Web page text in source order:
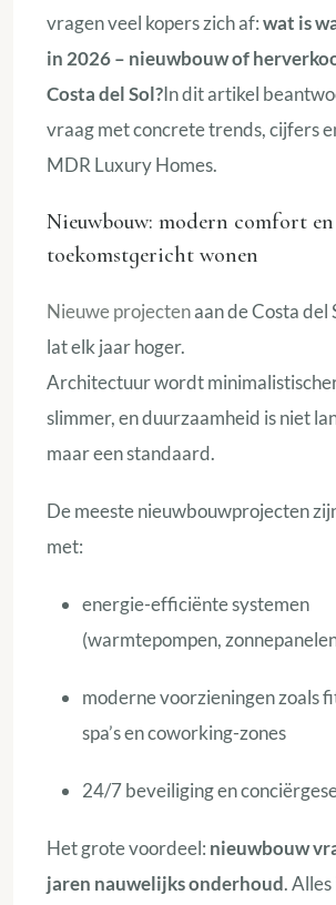
vragen veel kopers zich af:wat is
in 2026 – nieuwbouw of
Costa del Sol?In dit artikel
vraag met concrete trends, cijfers
MDR Luxury Homes.
Nieuwbouw: modern comfort en
toekomstgericht wonen
Nieuwe projectenaan de Costa del
lat elk jaar hoger.
Architectuur wordt
slimmer, en duurzaamheid is niet
maar een standaard.
De meeste nieuwbouwprojecten
met:
energie-efficiënte systemen
(warmtepompen,
moderne voorzieningen zoals
spa’s en coworking-zones
24/7 beveiliging en
Het grote voordeel: nieuwbouw
jaren nauwelijks onderhoud. Alles